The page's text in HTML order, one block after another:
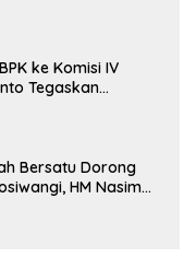
ke Komisi IV
Tegaskan
Bersatu Dorong
HM Nasim